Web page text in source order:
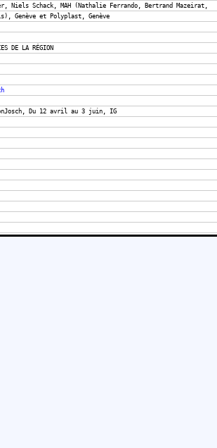
Niels Schack, MAH (Nathalie Ferrando, Bertrand Mazeirat,
Genève et Polyplast, Genève
DE LA RÉGION
Du 12 avril au 3 juin, IG